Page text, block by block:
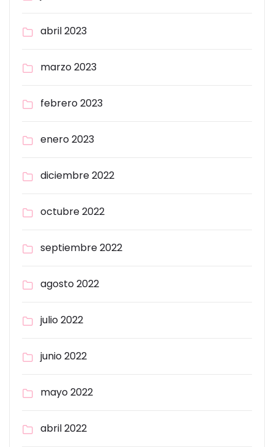
abril 2023
marzo 2023
febrero 2023
enero 2023
diciembre 2022
octubre 2022
septiembre 2022
agosto 2022
julio 2022
junio 2022
mayo 2022
abril 2022